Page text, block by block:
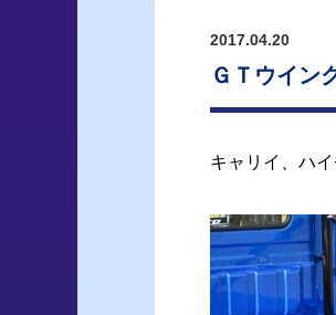
2017.04.20
ＧＴウイン
キャリイ、ハ